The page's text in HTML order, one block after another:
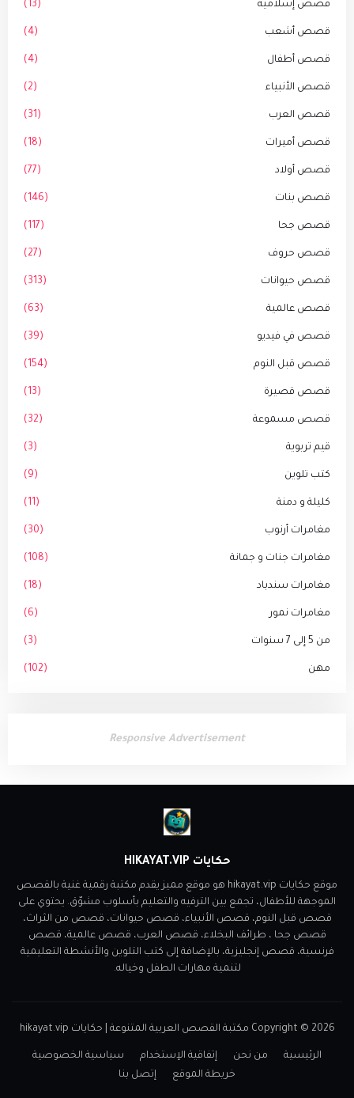
قصص إسلامية (13)
قصص أشعب (4)
قصص أطفال (4)
قصص الأنبياء (2)
قصص العرب (31)
قصص أميرات (18)
قصص أولاد (77)
قصص بنات (146)
قصص جحا (117)
قصص حروف (27)
قصص حيوانات (313)
قصص عالمية (63)
قصص في فيديو (39)
قصص قبل النوم (154)
قصص قصيرة (13)
قصص مسموعة (32)
قيم تربوية (3)
كتب تلوين (9)
كليلة و دمنة (11)
مغامرات أرنوب (30)
مغامرات جنات و جمانة (108)
مغامرات سندباد (18)
مغامرات نمور (6)
من 5 إلى 7 سنوات (3)
مهن (102)
Responsive Advertisement
حكايات HIKAYAT.VIP
موقع حكايات hikayat.vip هو موقع مميز يقدم مكتبة رقمية غنية بالقصص
الموجهة للأطفال، تجمع بين الترفيه والتعليم بأسلوب مشوّق. يحتوي على
قصص قبل النوم، قصص الأنبياء، قصص حيوانات، قصص من الثراث،
قصص جحا ، طرائف البخلاء، قصص العرب، قصص عالمية، قصص
فرنسية، قصص إنجليزية، بالإضافة إلى كتب التلوين والأنشطة التعليمية
لتنمية مهارات الطفل وخياله.
Copyright © 2026 مكتبة القصص العربية المتنوعة | حكايات hikayat.vip
الرئيسية من نحن إتفاقية الإستخدام
سياسية الخصوصية
خريطة الموقع
إتصل بنا